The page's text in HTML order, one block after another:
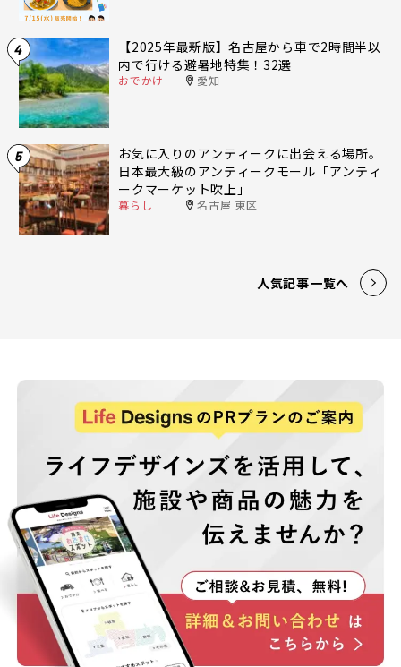
4
【2025年最新版】名古屋から車で2時間半以
内で行ける避暑地特集！32選
おでかけ 愛知
5
お気に入りのアンティークに出会える場所。
日本最大級のアンティークモール「アンティ
ークマーケット吹上」
暮らし 名古屋 東区
人気記事一覧へ